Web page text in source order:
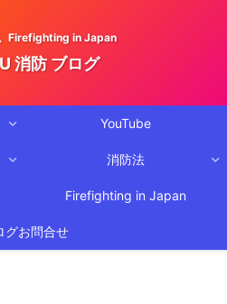
Firefighting in Japan
消防 ブログ
YouTube
消防法
Firefighting in Japan
グお問合せ